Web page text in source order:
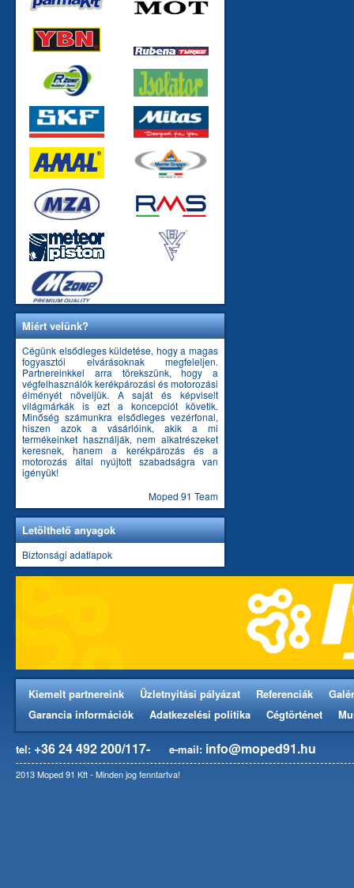
Miért velünk?
Cégünk elsődleges küldetése, hogy a magas
fogyasztói elvárásoknak megfeleljen.
Partnereinkkel arra törekszünk, hogy a
végfelhasználók kerékpározási és motorozási
élményét növeljük. A saját és képviselt
világmárkák is ezt a koncepciót követik.
Minőség számunkra elsődleges vezérfonal,
hiszen azok a vásárlóink, akik a mi
termékeinket használják, nem alkatrészeket
keresnek, hanem a kerékpározás és a
motorozás által nyújtott szabadságra van
igényük!
Moped 91 Team
Letölthető anyagok
Biztonsági adatlapok
Kiemelt partnereink Üzletnyitási pályázat Referenciák
Garancia információk
Adatkezelési politika Cégtörténet
tel: +36 24 492 200/117- e-mail: info@moped91.hu
2013 Moped 91 Kft - Minden jog fenntartva!